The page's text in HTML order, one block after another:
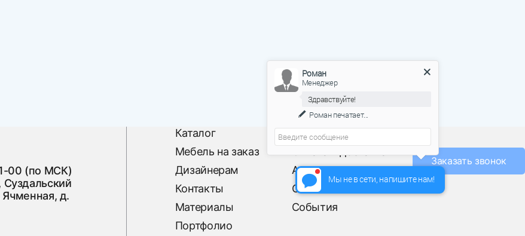
00 (по МСК)
Ячменная, д.
Каталог
Мебель на заказ
Дизайнерам
Контакты
Материалы
Портфолио
О фабрике
Акции
Отзывы
События
Заказать звонок
Мы не в сети, напишите нам!
Роман
Менеджер
Здравствуйте!
Романпечатает...